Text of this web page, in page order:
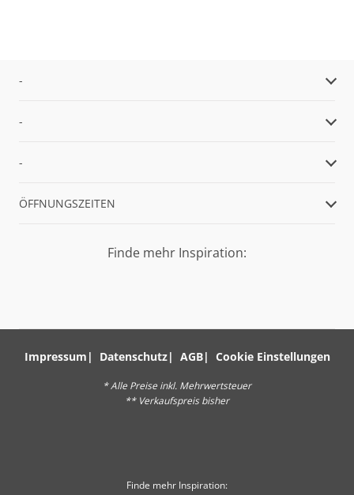
-
-
-
ÖFFNUNGSZEITEN
Finde mehr Inspiration:
Impressum Datenschutz AGB Cookie Einstellungen
* Alle Preise inkl. Mehrwertsteuer
** Verkaufspreis bisher
Finde mehr Inspiration: